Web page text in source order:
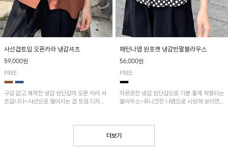
사선겹트임 오픈카라 냉감셔츠
59,000원
FREE
구김 없고 쾌적한 냉감 원단감의 오픈 카라 셔
츠입니다~사선으로 떨어지는 겹 트임 디자인
패턴나염 원포켓 냉감반팔블라우스
56,000원
FREE
차르르한 냉감 원단감으로 기분 좋게 착용되는
블라우스~유니크한 나염으로 시원해 보이면
더보기